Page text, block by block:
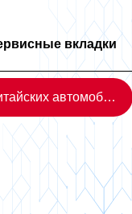
вкладки
Каталог китайских автомобилей